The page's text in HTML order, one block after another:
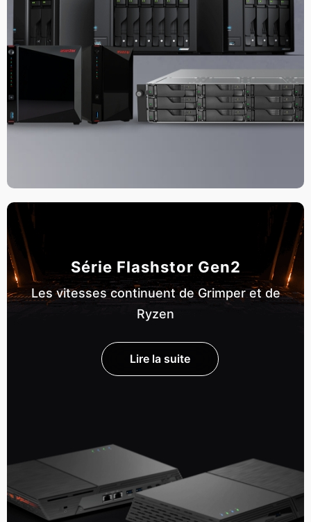
Série Flashstor Gen2
Les vitesses continuent de Grimper et de
Ryzen
Lire la suite